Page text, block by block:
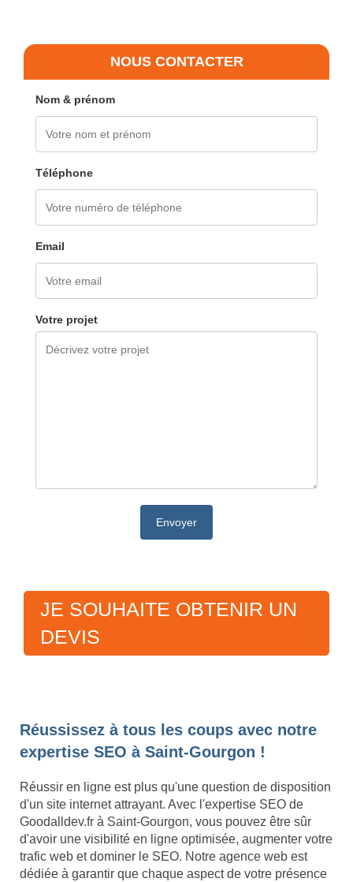
NOUS CONTACTER
Nom & prénom
Téléphone
Email
Votre projet
JE SOUHAITE OBTENIR UN
DEVIS
Réussissez à tous les coups avec notre
expertise SEO à Saint-Gourgon !
Réussir en ligne est plus qu'une question de disposition
d'un site internet attrayant. Avec l'expertise SEO de
Goodalldev.fr à Saint-Gourgon, vous pouvez être sûr
d'avoir une visibilité en ligne optimisée, augmenter votre
trafic web et dominer le SEO. Notre agence web est
dédiée à garantir que chaque aspect de votre présence